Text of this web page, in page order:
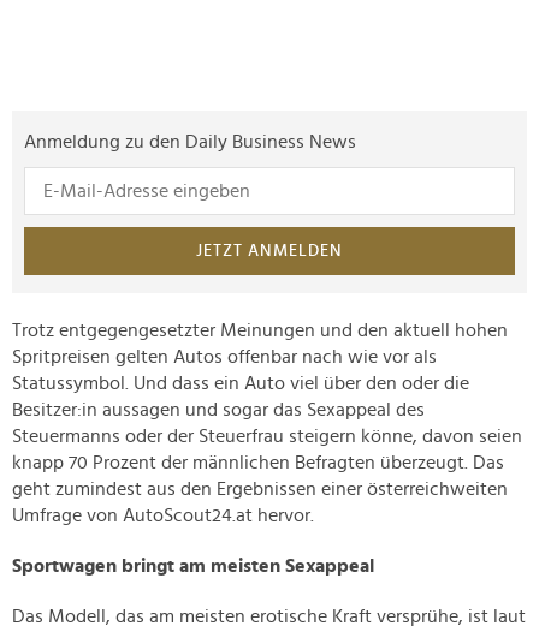
Anmeldung zu den Daily Business News
JETZT ANMELDEN
Trotz entgegengesetzter Meinungen und den aktuell hohen
Spritpreisen gelten Autos offenbar nach wie vor als
Statussymbol. Und dass ein Auto viel über den oder die
Besitzer:in aussagen und sogar das Sexappeal des
Steuermanns oder der Steuerfrau steigern könne, davon seien
knapp 70 Prozent der männlichen Befragten überzeugt. Das
geht zumindest aus den Ergebnissen einer österreichweiten
Umfrage von AutoScout24.at hervor.
Sportwagen bringt am meisten Sexappeal
Das Modell, das am meisten erotische Kraft versprühe, ist laut